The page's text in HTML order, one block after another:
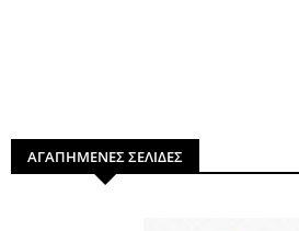
ΑΓΑΠΗΜΕΝΕΣ ΣΕΛΙΔΕΣ